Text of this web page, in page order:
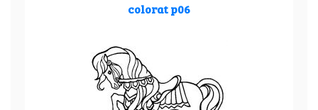
colorat p06